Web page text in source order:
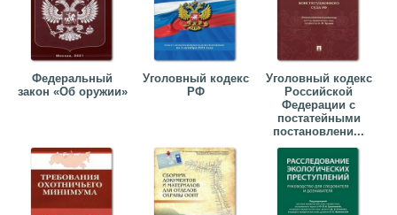
Федеральный
закон «Об оружии»
Уголовный кодекс
РФ
Уголовный кодекс
Российской
Федерации с
постатейными
постановлени...